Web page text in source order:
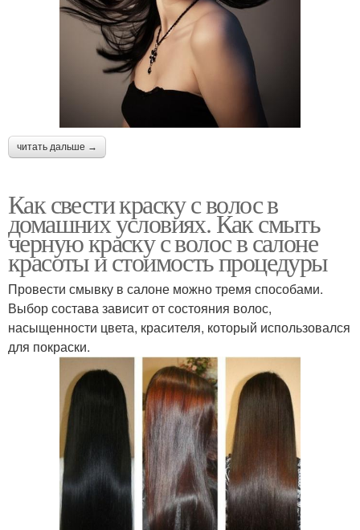
читать дальше →
Как свести краску с волос в
домашних условиях. Как смыть
черную краску с волос в салоне
красоты и стоимость процедуры
Провести смывку в салоне можно тремя способами.
Выбор состава зависит от состояния волос,
насыщенности цвета, красителя, который использовался
для покраски.